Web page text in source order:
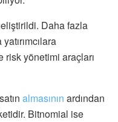
Daha fazla
risk yönetimi araçları
almasının ardından
Bitnomial ise